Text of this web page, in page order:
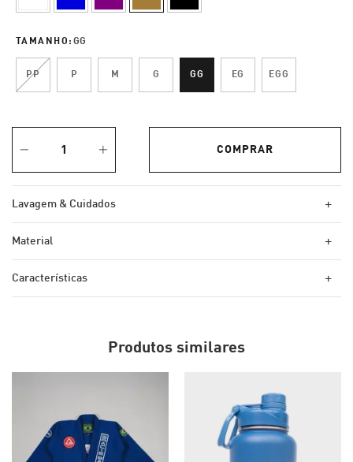
TAMANHO: GG
PP P M G GG EG EGG
Lavagem & Cuidados +
Material +
Características +
Produtos similares